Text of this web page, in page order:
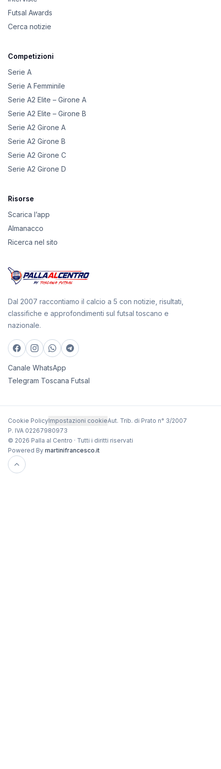
Futsal Awards
Cerca notizie
Competizioni
Serie A
Serie A Femminile
Serie A2 Elite – Girone A
Serie A2 Elite – Girone B
Serie A2 Girone A
Serie A2 Girone B
Serie A2 Girone C
Serie A2 Girone D
Risorse
Scarica l’app
Almanacco
Ricerca nel sito
Dal 2007 raccontiamo il calcio a 5 con notizie, risultati,
classifiche e approfondimenti sul futsal toscano e
nazionale.
Canale WhatsApp
Telegram Toscana Futsal
Cookie PolicyImpostazioni cookieAut. Trib. di Prato n° 3/2007
P. IVA 02267980973
© 2026 Palla al Centro · Tutti i diritti riservati
Powered By martinifrancesco.it